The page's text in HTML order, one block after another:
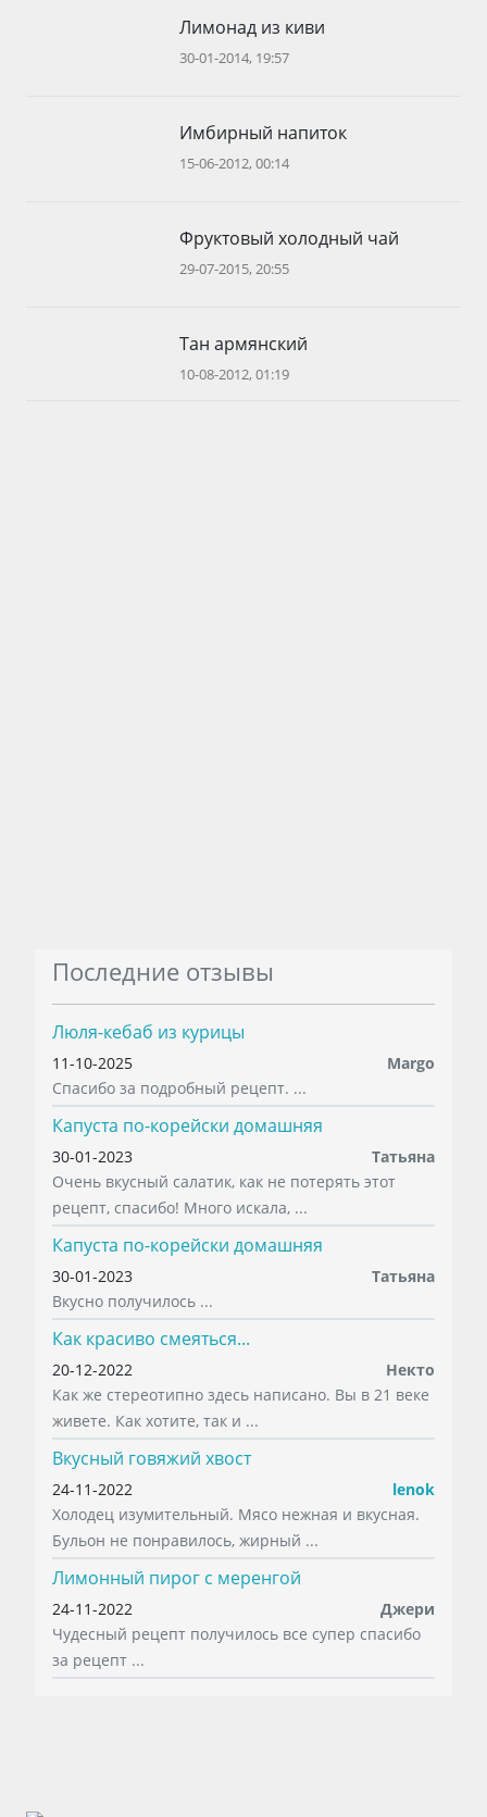
Лимонад из киви
30-01-2014, 19:57
Имбирный напиток
15-06-2012, 00:14
Фруктовый холодный чай
29-07-2015, 20:55
Тан армянский
10-08-2012, 01:19
Последние отзывы
Люля-кебаб из курицы
11-10-2025
Margo
Спасибо за подробный рецепт. ...
Капуста по-корейски домашняя
30-01-2023
Татьяна
Очень вкусный салатик, как не потерять этот
рецепт, спасибо! Много искала, ...
Капуста по-корейски домашняя
30-01-2023
Татьяна
Вкусно получилось ...
Как красиво смеяться...
20-12-2022
Некто
Как же стереотипно здесь написано. Вы в 21 веке
живете. Как хотите, так и ...
Вкусный говяжий хвост
24-11-2022
lenok
Холодец изумительный. Мясо нежная и вкусная.
Бульон не понравилось, жирный ...
Лимонный пирог с меренгой
24-11-2022
Джери
Чудесный рецепт получилось все супер спасибо
за рецепт ...